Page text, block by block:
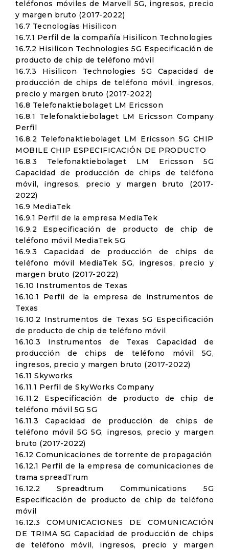
teléfonos móviles de Marvell 5G, ingresos, precio
y margen bruto (2017-2022)
16.7 Tecnologías Hisilicon
16.7.1 Perfil de la compañía Hisilicon Technologies
16.7.2 Hisilicon Technologies 5G Especificación de
producto de chip de teléfono móvil
16.7.3 Hisilicon Technologies 5G Capacidad de
producción de chips de teléfono móvil, ingresos,
precio y margen bruto (2017-2022)
16.8 Telefonaktiebolaget LM Ericsson
16.8.1 Telefonaktiebolaget LM Ericsson Company
Perfil
16.8.2 Telefonaktiebolaget LM Ericsson 5G CHIP
MOBILE CHIP ESPECIFICACIÓN DE PRODUCTO
16.8.3 Telefonaktiebolaget LM Ericsson 5G
Capacidad de producción de chips de teléfono
móvil, ingresos, precio y margen bruto (2017-
2022)
16.9 MediaTek
16.9.1 Perfil de la empresa MediaTek
16.9.2 Especificación de producto de chip de
teléfono móvil MediaTek 5G
16.9.3 Capacidad de producción de chips de
teléfono móvil MediaTek 5G, ingresos, precio y
margen bruto (2017-2022)
16.10 Instrumentos de Texas
16.10.1 Perfil de la empresa de instrumentos de
Texas
16.10.2 Instrumentos de Texas 5G Especificación
de producto de chip de teléfono móvil
16.10.3 Instrumentos de Texas Capacidad de
producción de chips de teléfono móvil 5G,
ingresos, precio y margen bruto (2017-2022)
16.11 Skyworks
16.11.1 Perfil de SkyWorks Company
16.11.2 Especificación de producto de chip de
teléfono móvil 5G 5G
16.11.3 Capacidad de producción de chips de
teléfono móvil 5G 5G, ingresos, precio y margen
bruto (2017-2022)
16.12 Comunicaciones de torrente de propagación
16.12.1 Perfil de la empresa de comunicaciones de
trama spreadTrum
16.12.2 Spreadtrum Communications 5G
Especificación de producto de chip de teléfono
móvil
16.12.3 COMUNICACIONES DE COMUNICACIÓN
DE TRIMA 5G Capacidad de producción de chips
de teléfono móvil, ingresos, precio y margen